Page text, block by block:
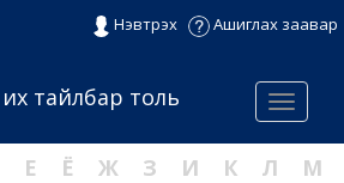
Нэвтрэх Ашиглах заавар
Menu
тайлбар толь
Е Ё Ж З И К Л
М